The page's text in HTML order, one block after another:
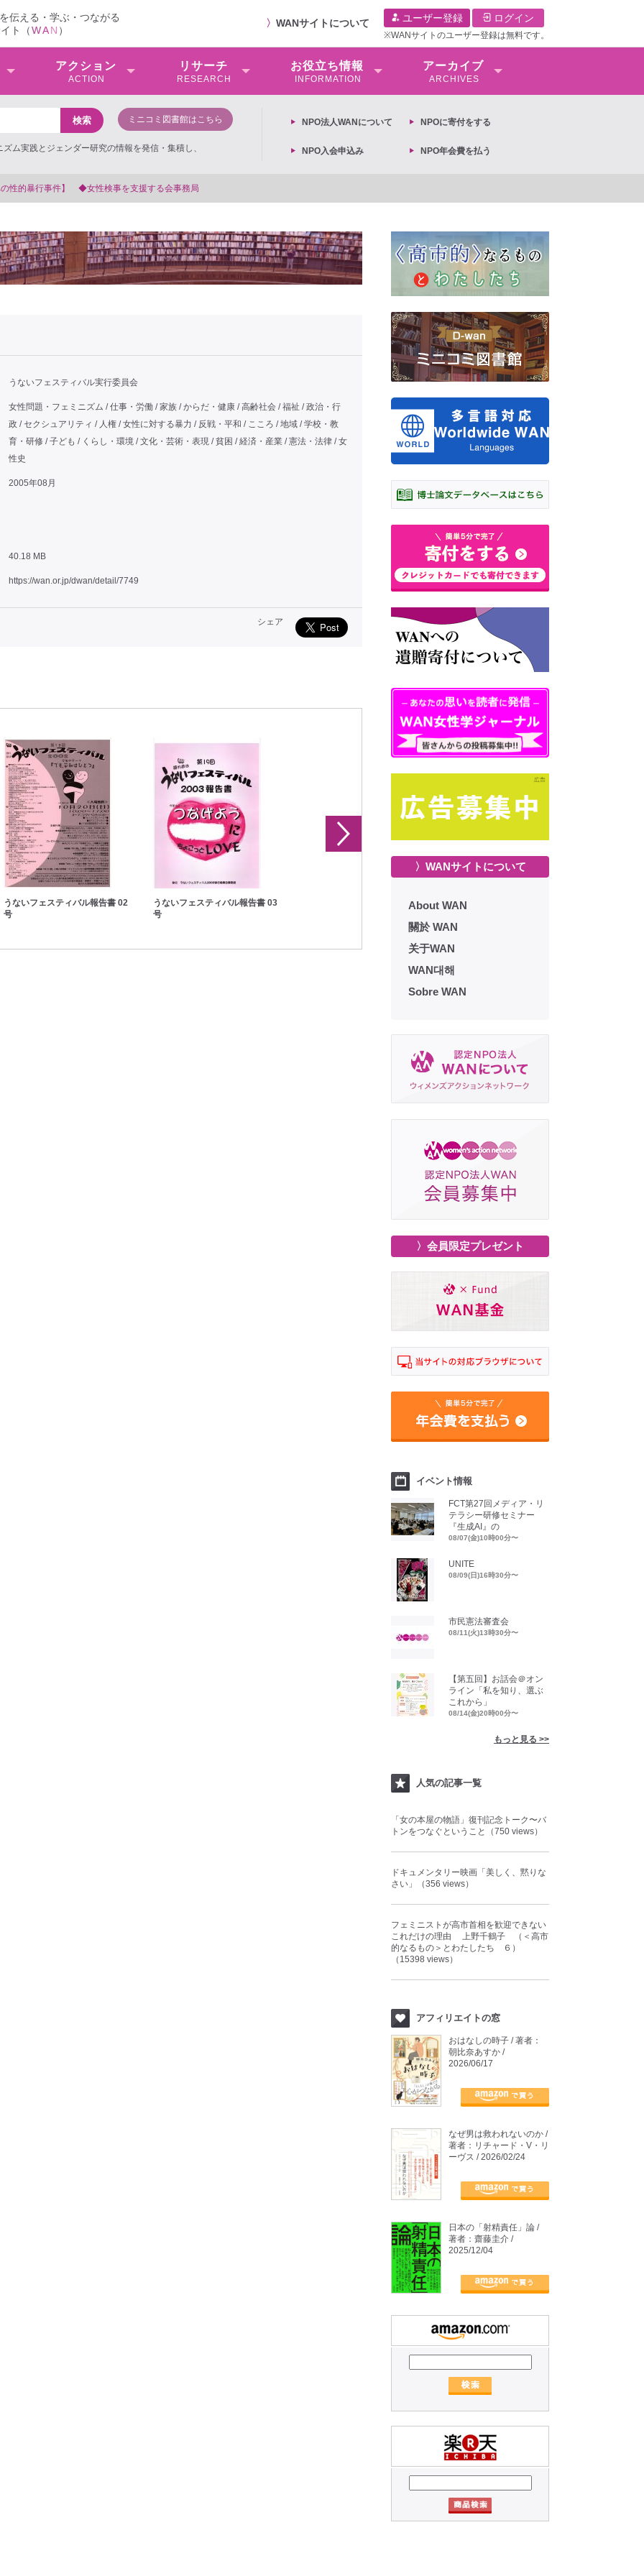
伝える・学ぶ・つながる
ト（WAN ）
〉 WANサイトについて ユーザー登録 ログイン
※WANサイトのユーザー登録は無料です。
アクション
ACTION
リサーチ
RESEARCH
お役⽴ち情報
INFORMATION
アーカイブ
ARCHIVES
ミニコミ図書館はこちら
ム実践とジェンダー研究の情報を発信・集積し、
NPO法⼈WANについて NPOに寄付をする
NPO入会申込み NPO年会費を払う
うないフェスティバル実行委員会
女性問題・フェミニズム / 仕事・労働 / 家族 / からだ・健康 / 高齢社会 / 福祉 / 政治・行
政 / セクシュアリティ / 人権 / 女性に対する暴力 / 反戦・平和 / こころ / 地域 / 学校・教
育・研修 / 子ども / くらし・環境 / 文化・芸術・表現 / 貧困 / 経済・産業 / 憲法・法律 / 女
性史
2005年08月
40.18 MB
https://wan.or.jp/dwan/detail/7749
シェア
うないフェスティバル報告書 02
号
うないフェスティバル報告書 03
号
うないフェスティバル報告書 04
うないフェスティバル報告書 05
〉WANサイトについて
About WAN
關於 WAN
关于WAN
WAN대해
Sobre WAN
〉会員限定プレゼント
イベント情報
FCT第27回メディア・リ
テラシー研修セミナー
『生成AI』の
08/07(金)10時00分〜
UNITE
08/09(日)16時30分〜
市民憲法審査会
08/11(火)13時30分〜
【第五回】お話会＠オン
ライン「私を知り、選ぶ
これから」
08/14(金)20時00分〜
もっと見る >>
人気の記事一覧
「女の本屋の物語」復刊記念トーク〜バ
トンをつなぐということ（750 views）
ドキュメンタリー映画「美しく、黙りな
さい」（356 views）
フェミニストが高市首相を歓迎できない
これだけの理由 上野千鶴子 （＜高市
的なるもの＞とわたしたち ６）
（15398 views）
アフィリエイトの窓
おはなしの時子 / 著者：
朝比奈あすか /
2026/06/17
なぜ男は救われないのか /
著者：リチャード・V・リ
ーヴス / 2026/02/24
日本の「射精責任」論 /
著者：齋藤圭介 /
2025/12/04